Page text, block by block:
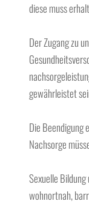
diese muss
Der Zugang zu
gewährleistet
Die Beendigung
Nachsorge
Sexuelle
wohnortnah,